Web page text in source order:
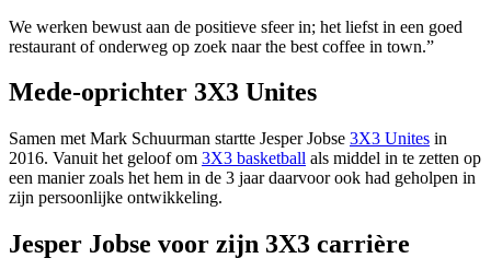
We werken bewust aan de positieve sfeer in; het liefst in een goed
restaurant of onderweg op zoek naar the best coffee in town.”
Mede-oprichter 3X3 Unites
Samen met Mark Schuurman startte Jesper Jobse 3X3 Unites in
2016. Vanuit het geloof om 3X3 basketball als middel in te zetten op
een manier zoals het hem in de 3 jaar daarvoor ook had geholpen in
zijn persoonlijke ontwikkeling.
Jesper Jobse voor zijn 3X3 carrière